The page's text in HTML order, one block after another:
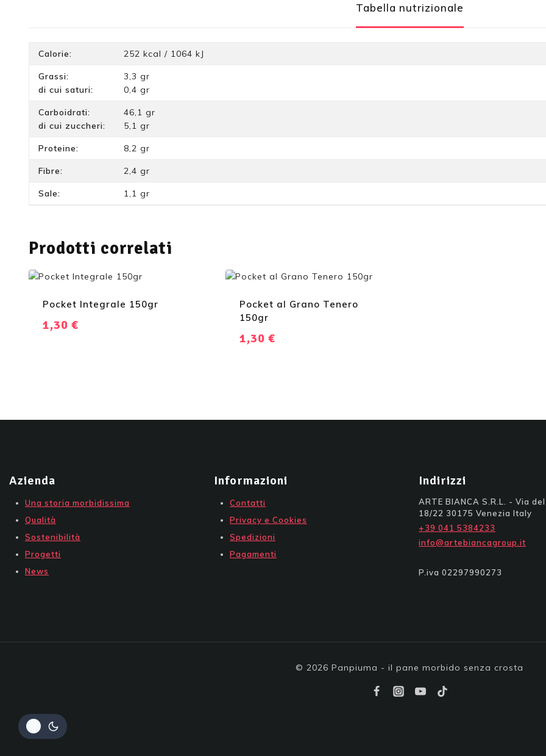
Tabella nutrizionale
Calorie: 252 kcal / 1064 kJ
Grassi:
di cui saturi:
3,3 gr
0,4 gr
Carboidrati:
di cui zuccheri:
46,1 gr
5,1 gr
Proteine: 8,2 gr
Fibre: 2,4 gr
Sale: 1,1 gr
Prodotti correlati
Pocket Integrale 150gr
1,30 €
Pocket al Grano Tenero
150gr
1,30 €
Azienda
Una storia morbidissima
Qualità
Sostenibilità
Progetti
News
Informazioni
Contatti
Privacy e Cookies
Spedizioni
Pagamenti
Indirizzi
ARTE BIANCA S.R.L. - Via
18/22 30175 Venezia Italy
+39 041 5384233
info@artebiancagroup.it
P.iva 02297990273
© 2026 Panpiuma - il pane morbido senza crosta